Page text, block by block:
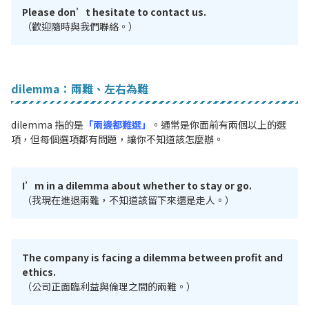
Please don’t hesitate to contact us.
（歡迎隨時與我們聯絡。）
dilemma：兩難、左右為難
dilemma 指的是 「兩邊都難選」
。通常是你面前有兩個以上的選
項，但每個選項都有問題，讓你不知道該怎麼辦。
I’m in a dilemma about whether to stay or go.
（我現在進退兩難，不知道該留下來還是走人。）
The company is facing a dilemma between profit and
ethics.
（公司正面臨利益與倫理之間的兩難。）